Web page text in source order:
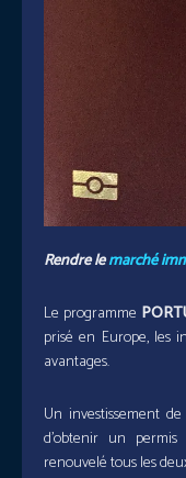
Rendre lemarché
Le programme
prisé en Europe, les
avantages.
Un investissement
d’obtenir un
renouvelé tous les